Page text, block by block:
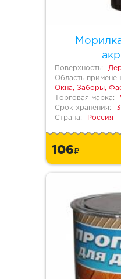
Поверхность:
Область
Окна, Заборы,
Торговая марка:
Срок хранения:
Страна:
Россия
106